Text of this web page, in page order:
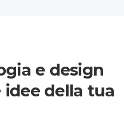
e design
idee della tua